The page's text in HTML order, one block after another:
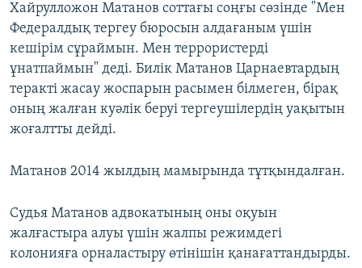
Хайрулложон Матанов соттағы соңғы сөзінде "Мен
Федералдық тергеу бюросын алдағаным үшін
кешірім сұраймын. Мен террористерді
ұнатпаймын" деді. Билік Матанов Царнаевтардың
теракті жасау жоспарын расымен білмеген, бірақ
оның жалған куәлік беруі тергеушілердің уақытын
жоғалтты дейді.
Матанов 2014 жылдың мамырында тұтқындалған.
Судья Матанов адвокатының оны оқуын
жалғастыра алуы үшін жалпы режимдегі
колонияға орналастыру өтінішін қанағаттандырды.